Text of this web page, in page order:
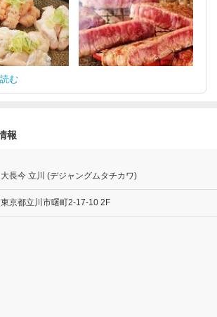
む
報
大長今 立川 (デジャングムタチカワ)
東京都立川市曙町2-17-10 2F